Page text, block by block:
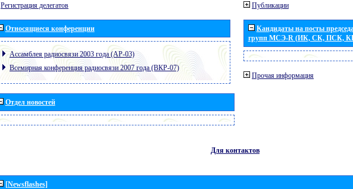
Регистрация делегатов
Относящиеся конференции
Ассамблея радиосвязи 2003 года (АР-03)
Всемирная конференция радиосвязи 2007 года (ВКР-07)
Отдел новостей
Публикации
Кандидаты на посты
групп МСЭ-R (ИК, СК, ПСК,
Прочая информация
Для контактов
[Newsflashes]